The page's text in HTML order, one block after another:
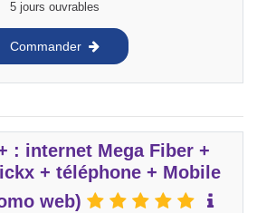
5 jours ouvrables
Commander
: internet Mega Fiber +
+ téléphone + Mobile
web)